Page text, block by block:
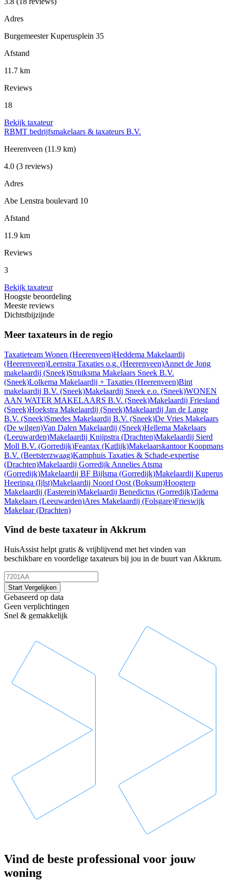
Adres
Burgemeester Kuperusplein 35
Afstand
11.7 km
Reviews
18
Bekijk taxateur
RBMT bedrijfsmakelaars & taxateurs B.V.
Heerenveen (11.9 km)
4.0 (3 reviews)
Adres
Abe Lenstra boulevard 10
Afstand
11.9 km
Reviews
3
Bekijk taxateur
Hoogste beoordeling
Meeste reviews
Dichtstbijzijnde
Meer taxateurs in de regio
Taxatieteam Wonen (Heerenveen)Heddema Makelaardij
(Heerenveen)Leenstra Taxaties o.g. (Heerenveen)Annet de Jong
makelaardij (Sneek)Struiksma Makelaars Sneek B.V.
(Sneek)Lolkema Makelaardij + Taxaties (Heerenveen)Bint
makelaardij B.V. (Sneek)Makelaardij Sneek e.o. (Sneek)WONEN
AAN WATER MAKELAARS B.V. (Sneek)Makelaardij Friesland
(Sneek)Hoekstra Makelaardij (Sneek)Makelaardij Jan de Lange
B.V. (Sneek)Smedes Makelaardij B.V. (Sneek)De Vries Makelaars
(De wilgen)Van Dalen Makelaardij (Sneek)Hellema Makelaars
(Leeuwarden)Makelaardij Knijpstra (Drachten)Makelaardij Sierd
Moll B.V. (Gorredijk)Feantax (Katlijk)Makelaarskantoor Koopmans
B.V. (Beetsterzwaag)Kamphuis Taxaties & Schade-expertise
(Drachten)Makelaardij Gorredijk Annelies Atsma
(Gorredijk)Makelaardij BF Bijlsma (Gorredijk)Makelaardij Kuperus
Heeringa (Ijlst)Makelaardij Noord Oost (Boksum)Hoogterp
Makelaardij (Easterein)Makelaardij Benedictus (Gorredijk)Tadema
Makelaars (Leeuwarden)Ares Makelaardij (Folsgare)Frieswijk
Makelaar(Drachten)
Vind de beste taxateur in Akkrum
HuisAssist helpt gratis & vrijblijvend met het vinden van
beschikbare en voordelige taxateurs bij jou in de buurt van Akkrum.
Start Vergelijken
Gebaseerd op data
Geen verplichtingen
Snel & gemakkelijk
Vind de beste professional voor jouw
woning